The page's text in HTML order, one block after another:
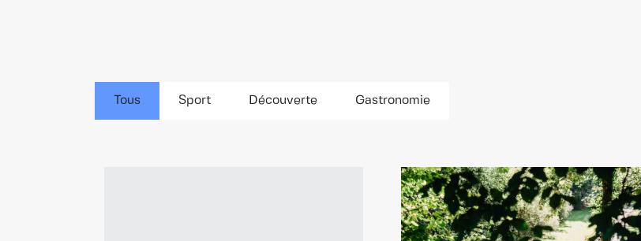
Tous Sport Découverte Gastronomie